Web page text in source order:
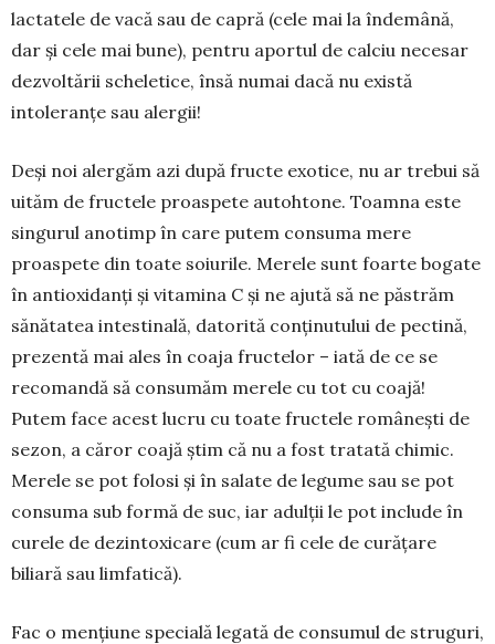
lactatele de vacă sau de capră (cele mai la îndemână,
dar și cele mai bune), pentru aportul de calciu necesar
dezvoltării scheletice, însă numai dacă nu există
intoleranțe sau alergii!
Deși noi alergăm azi după fructe exotice, nu ar trebui să
uităm de fructele proaspete autohtone. Toamna este
singurul anotimp în care putem con­suma mere
proaspete din toate soiurile. Me­rele sunt foarte bogate
în antioxidanți și vitamina C și ne ajută să ne păstrăm
sănătatea intestinală, datorită conținutului de pectină,
prezentă mai ales în coaja fructelor – iată de ce se
recomandă să con­sumăm merele cu tot cu coajă!
Putem face acest lucru cu toate fructele românești de
sezon, a căror coajă știm că nu a fost tratată chimic.
Merele se pot folosi și în salate de legume sau se pot
consuma sub formă de suc, iar adulții le pot include în
curele de dezin­toxicare (cum ar fi cele de curățare
biliară sau lim­fatică).
Fac o mențiune specială legată de consumul de struguri,